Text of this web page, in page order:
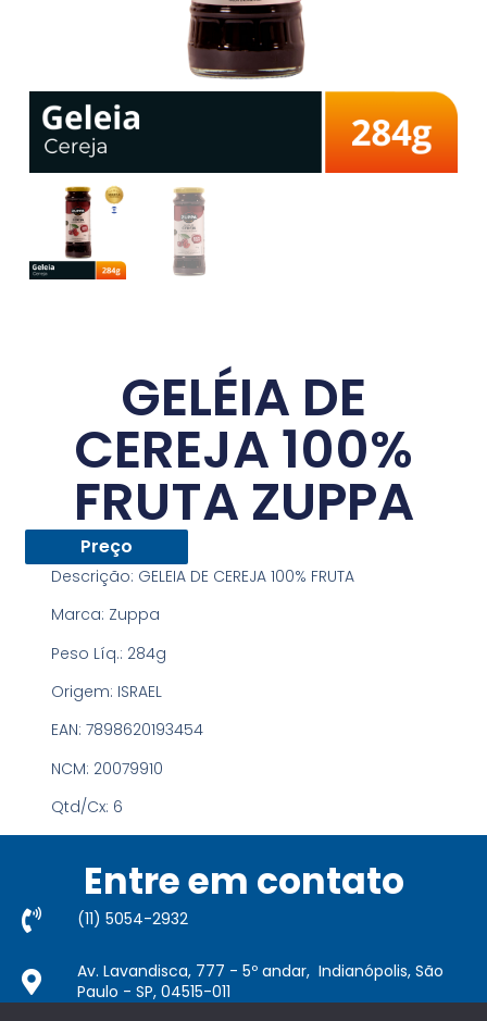
GELÉIA DE
CEREJA 100%
FRUTA ZUPPA
Preço
Descrição: GELEIA DE CEREJA 100% FRUTA
Marca: Zuppa
Peso Líq.: 284g
Origem: ISRAEL
EAN: 7898620193454
NCM: 20079910
Qtd/Cx: 6
Entre em contato
(11) 5054-2932​
Av. Lavandisca, 777 - 5º andar, Indianópolis, São
Paulo - SP, 04515-011